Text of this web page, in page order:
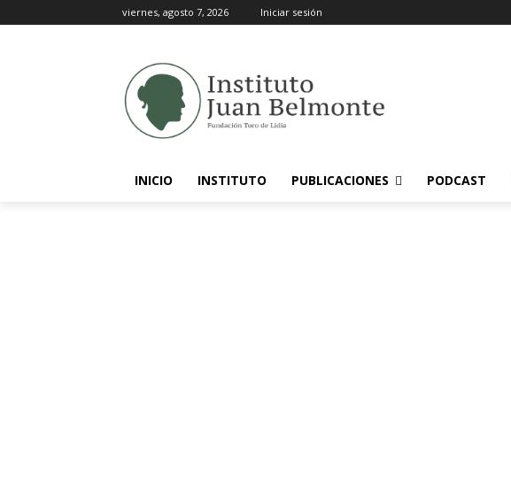
viernes, agosto 7, 2026 Iniciar sesión
INICIO INSTITUTO PUBLICACIONES PODCAST